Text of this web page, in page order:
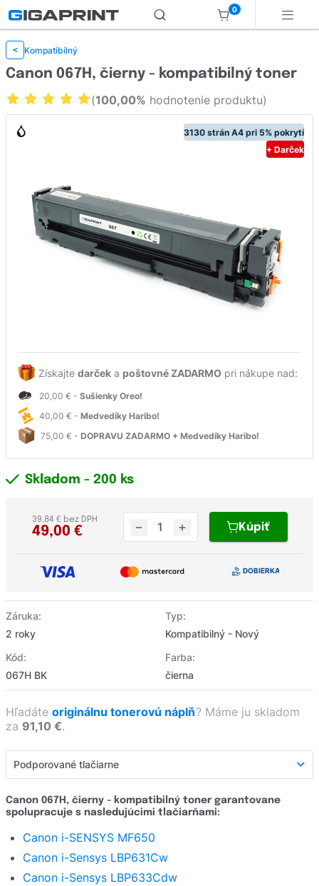
0
< Kompatibilný
3130 strán A4 pri 5% pokrytí
+ Darček
Získajte darček a poštovné ZADARMO pri nákupe nad:
20,00 € - Sušienky Oreo!
40,00 € - Medvedíky Haribo!
75,00 € - DOPRAVU ZADARMO + Medvedíky Haribo!
Canon 067H, čierny - kompatibilný toner
(100,00% hodnotenie produktu)
Záruka:
2 roky
Typ:
Kompatibilný - Nový
Kód:
067H BK
Farba:
čierna
Skladom - 200 ks
49,00 €
39,84 € bez DPH
Kúpiť
Hľadáte originálnu tonerovú náplň? Máme ju skladom
za 91,10 €.
Podporované tlačiarne
Detailný popis
Hodnotenie produktu
Hodnotenie e-shopu
Canon 067H, čierny - kompatibilný toner garantovane
spolupracuje s nasledujúcimi tlačiarňami:
Canon i-SENSYS MF650
Canon i-Sensys LBP631Cw
Canon i-Sensys LBP633Cdw